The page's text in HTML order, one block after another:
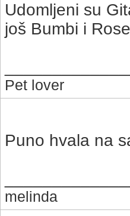
Udomljeni su
još Bumbi i
Pet lover
Puno hvala na
melinda